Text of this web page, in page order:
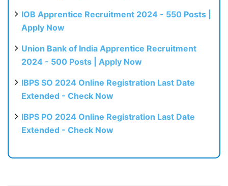
IOB Apprentice Recruitment 2024 - 550 Posts |
Apply Now
Union Bank of India Apprentice Recruitment
2024 - 500 Posts | Apply Now
IBPS SO 2024 Online Registration Last Date
Extended - Check Now
IBPS PO 2024 Online Registration Last Date
Extended - Check Now